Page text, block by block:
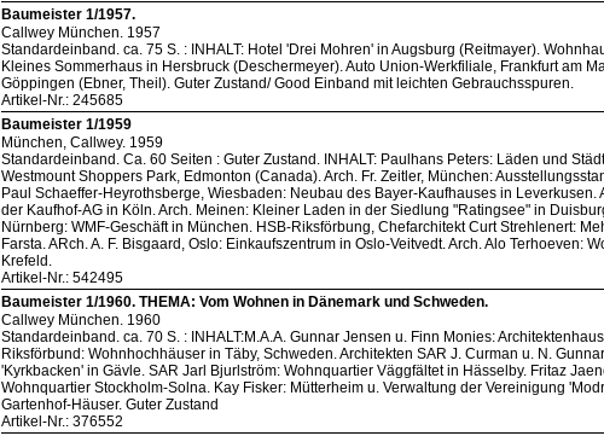
Baumeister 1/1957.
Callwey München. 1957
Standardeinband. ca. 75 S. : INHALT: Hotel 'Drei Mohren' in Augsburg (Reitmayer).
Kleines Sommerhaus in Hersbruck (Deschermeyer). Auto Union-Werkfiliale, Frankfurt am
Göppingen (Ebner, Theil). Guter Zustand/ Good Einband mit leichten Gebrauchsspuren.
Artikel-Nr.: 245685
Baumeister 1/1959
München, Callwey. 1959
Standardeinband. Ca. 60 Seiten : Guter Zustand. INHALT: Paulhans Peters: Läden und
Westmount Shoppers Park, Edmonton (Canada). Arch. Fr. Zeitler, München:
Paul Schaeffer-Heyrothsberge, Wiesbaden: Neubau des Bayer-Kaufhauses in Leverkusen.
der Kaufhof-AG in Köln. Arch. Meinen: Kleiner Laden in der Siedlung "Ratingsee" in
Nürnberg: WMF-Geschäft in München. HSB-Riksförbung, Chefarchitekt Curt Strehlenert:
Farsta. ARch. A. F. Bisgaard, Oslo: Einkaufszentrum in Oslo-Veitvedt. Arch. Alo Terhoeven:
Krefeld.
Artikel-Nr.: 542495
Baumeister 1/1960. THEMA: Vom Wohnen in Dänemark und Schweden.
Callwey München. 1960
Standardeinband. ca. 70 S. : INHALT:M.A.A. Gunnar Jensen u. Finn Monies:
Riksförbund: Wohnhochhäuser in Täby, Schweden. Architekten SAR J. Curman u. N.
'Kyrkbacken' in Gävle. SAR Jarl Bjurlström: Wohnquartier Väggfältet in Hässelby. Fritaz
Wohnquartier Stockholm-Solna. Kay Fisker: Mütterheim u. Verwaltung der Vereinigung
Gartenhof-Häuser. Guter Zustand
Artikel-Nr.: 376552